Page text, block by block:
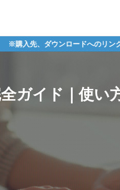
ドへのリンクにはアフィリエイ
ガイド｜使い